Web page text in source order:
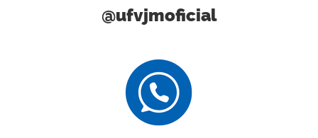
@ufvjmoficial